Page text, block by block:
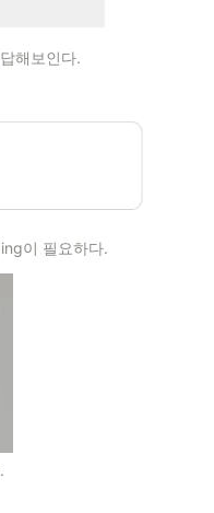
해보인다.
이 필요하다.